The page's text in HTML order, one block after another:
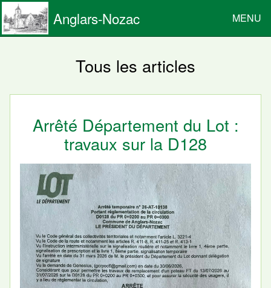
Anglars-Nozac MENU
Tous les articles
Arrêté Département du Lot :
travaux sur la D128